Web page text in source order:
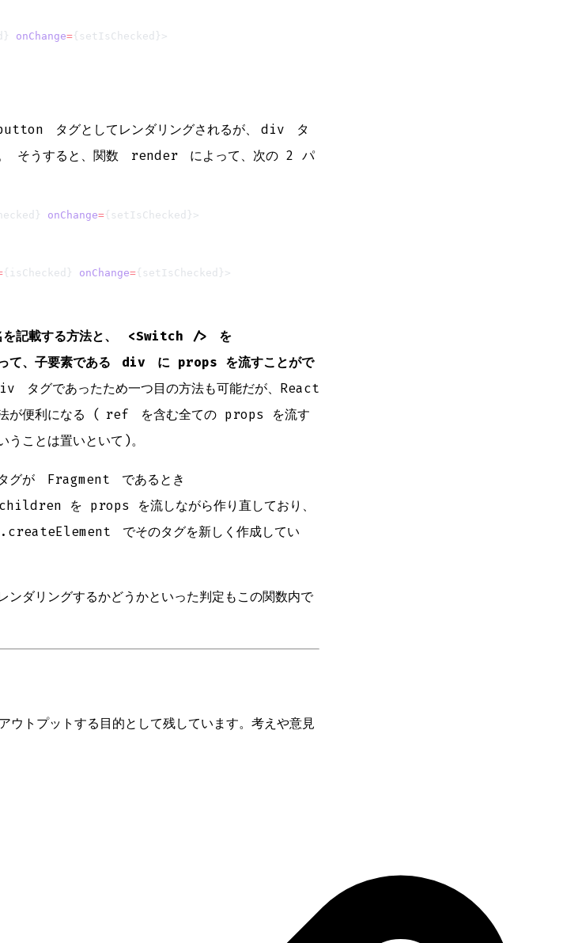
onChange={setIsChecked}>
タグとしてレンダリングされるが、 div
タ
そうすると、関数
render
によって、次の 2 パ
onChange={setIsChecked}>
{isChecked} onChange={setIsChecked}>
記載する方法と、 <Switch />
を
て、子要素である div
に props を流すことがで
タグであったため一つ目の方法も可能だが、React
が便利になる ( ref
を含む全ての props を流す
うことは置いといて)。
グが Fragment
であるとき
を props を流しながら作り直しており、
でそのタグを新しく作成してい
ンダリングするかどうかといった判定もこの関数内で
トプットする目的として残しています。考えや意見